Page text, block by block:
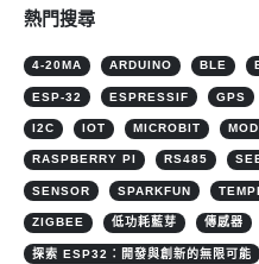
熱門搜尋
4-20MA ARDUINO BLE
ESP-32 ESPRESSIF GPS
I2C IOT MICROBIT
RASPBERRY PI RS485
SENSOR SPARKFUN
ZIGBEE 低功耗藍芽 傳感器
探索 ESP32：開發與創新的無限可能